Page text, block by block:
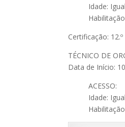
Idade:
Certificação:
TÉCNICO DE
Data de Início:
ACESSO:
Idade: